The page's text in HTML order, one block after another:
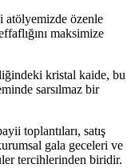
atölyemizde özenle
maksimize
kristal kaide, bu
sarsılmaz bir
toplantıları, satış
gala geceleri ve
tercihlerinden biridir.